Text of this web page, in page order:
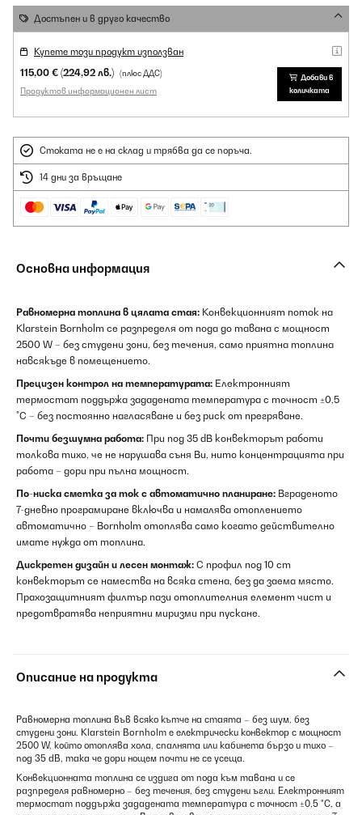
Достъпен и в друго качество
Купете този продукт използван
115,00 € (224,92 лв.) (плюс ДДС)
Продуктов информационен лист
Добави в
количката
Стоката не е на склад и трябва да се поръча.
14 дни за връщане
Основна информация
Равномерна топлина в цялата стая: Конвекционният поток на
Klarstein Bornholm се разпределя от пода до тавана с мощност
2500 W – без студени зони, без течения, само приятна топлина
навсякъде в помещението.
Прецизен контрол на температурата: Електронният
термостат поддържа зададената температура с точност ±0,5
°C – без постоянно нагласяване и без риск от прегряване.
Почти безшумна работа: При под 35 dB конвекторът работи
толкова тихо, че не нарушава съня Ви, нито концентрацията при
работа – дори при пълна мощност.
По-ниска сметка за ток с автоматично планиране: Вграденото
7-дневно програмиране включва и намалява отоплението
автоматично – Bornholm отоплява само когато действително
имате нужда от топлина.
Дискретен дизайн и лесен монтаж: С профил под 10 cm
конвекторът се намества на всяка стена, без да заема място.
Прахозащитният филтър пази отоплителния елемент чист и
предотвратява неприятни миризми при пускане.
Описание на продукта
Равномерна топлина във всяко кътче на стаята – без шум, без
студени зони. Klarstein Bornholm е електрически конвектор с мощност
2500 W, който отоплява хола, спалнята или кабинета бързо и тихо –
под 35 dB, така че дори нощем почти не се усеща.
Конвекционната топлина се издига от пода към тавана и се
разпределя равномерно – без течения, без студени ъгли. Електронният
термостат поддържа зададената температура с точност ±0,5 °C, а